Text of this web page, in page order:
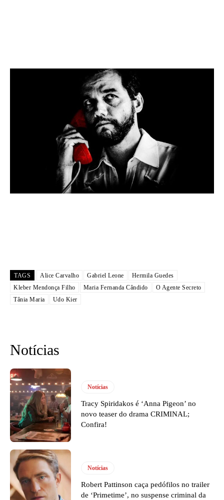
TAGS Alice Carvalho Gabriel Leone
Hermila Guedes
Kleber Mendonça Filho
Maria Fernanda Cândido
O Agente Secreto
Tânia Maria
Udo Kier
Notícias
Notícias
Tracy Spiridakos é ‘Anna Pigeon’ no
novo teaser do drama CRIMINAL;
Confira!
Notícias
Robert Pattinson caça pedófilos no trailer
de ‘Primetime’, no suspense criminal da